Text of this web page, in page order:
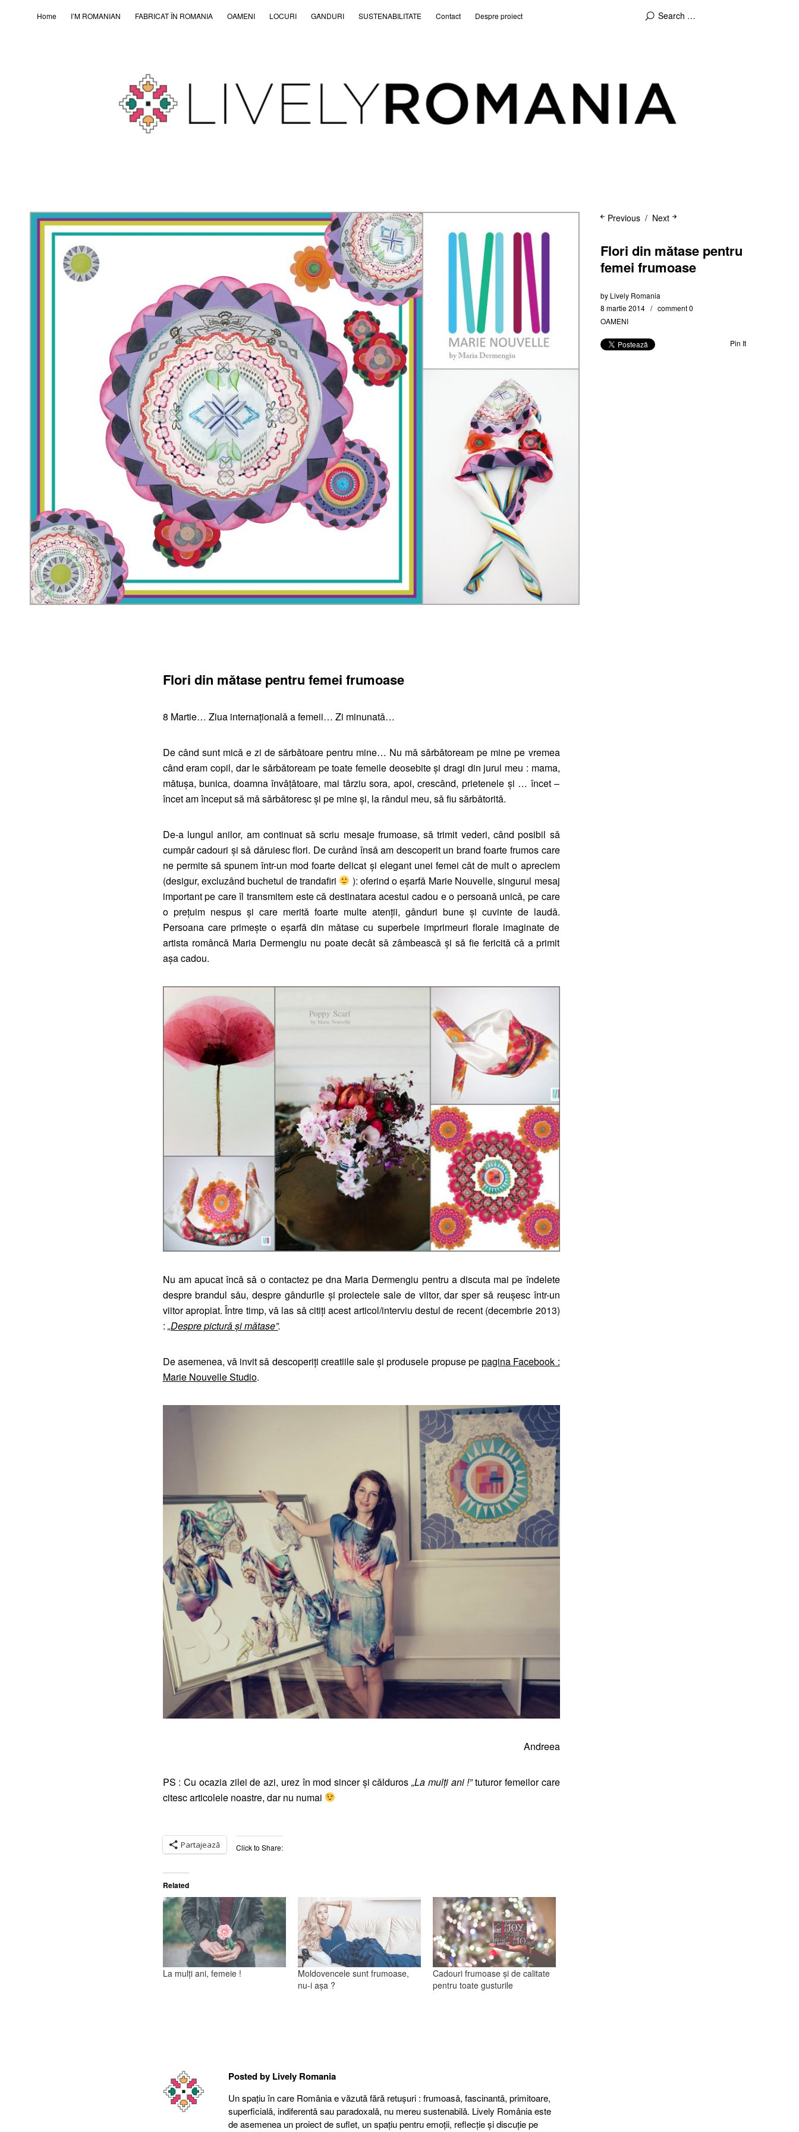
Home I’M ROMANIAN FABRICAT ÎN ROMȂNIA OAMENI LOCURI GȂNDURI SUSTENABILITATE Contact Despre proiect
Next
Previous
Flori din mǎtase pentru
femei frumoase
by Lively Romania
8 martie 2014
comment 0
OAMENI
Pin It
Flori din mǎtase pentru femei frumoase
8 Martie… Ziua internaționalǎ a femeii… Zi minunatǎ…
De când sunt micǎ e zi de sǎrbǎtoare pentru mine… Nu mǎ sǎrbǎtoream pe mine pe vremea
când eram copil, dar le sǎrbǎtoream pe toate femeile deosebite şi dragi din jurul meu : mama,
mǎtuşa, bunica, doamna învǎțǎtoare, mai târziu sora, apoi, crescând, prietenele şi … încet –
încet am început sǎ mǎ sǎrbǎtoresc şi pe mine şi, la rândul meu, sǎ fiu sǎrbǎtoritǎ.
De-a lungul anilor, am continuat sǎ scriu mesaje frumoase, sǎ trimit vederi, când posibil sǎ
cumpǎr cadouri şi sǎ dǎruiesc flori. De curând însǎ am descoperit un brand foarte frumos care
ne permite sǎ spunem într-un mod foarte delicat şi elegant unei femei cât de mult o apreciem
(desigur, excluzând buchetul de trandafiri
): oferind o eşarfǎ Marie Nouvelle, singurul mesaj
important pe care îl transmitem este cǎ destinatara acestui cadou e o persoanǎ unicǎ, pe care
o prețuim nespus şi care meritǎ foarte multe atenții, gânduri bune şi cuvinte de laudǎ.
Persoana care primeşte o eşarfǎ din mǎtase cu superbele imprimeuri florale imaginate de
artista româncǎ Maria Dermengiu nu poate decât sǎ zâmbeascǎ şi sǎ fie fericitǎ cǎ a primit
aşa cadou.
Nu am apucat încǎ sǎ o contactez pe dna Maria Dermengiu pentru a discuta mai pe îndelete
despre brandul sǎu, despre gândurile şi proiectele sale de viitor, dar sper sǎ reuşesc într-un
viitor apropiat. Între timp, vǎ las sǎ citiți acest articol/interviu destul de recent (decembrie 2013)
: „Despre picturǎ şi mǎtase”.
De asemenea, vǎ invit sǎ descoperiți creatiile sale şi produsele propuse pepagina Facebook :
Marie Nouvelle Studio.
Andreea
PS : Cu ocazia zilei de azi, urez în mod sincer şi cǎlduros„La mulți ani !”tuturor femeilor care
citesc articolele noastre, dar nu numai
Click to Share:
Partajează
Related
La mulți ani, femeie !
Moldovencele sunt frumoase,
nu-i așa ?
Cadouri frumoase și de calitate
pentru toate gusturile
Posted by Lively Romania
Un spațiu în care România e văzută fără retuşuri : frumoasǎ, fascinantǎ, primitoare,
superficialǎ, indiferentǎ sau paradoxalǎ, nu mereu sustenabilǎ. Lively România este
de asemenea un proiect de suflet, un spațiu pentru emoții, reflecție şi discuție pe